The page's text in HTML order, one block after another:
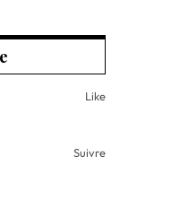
Like
Suivre